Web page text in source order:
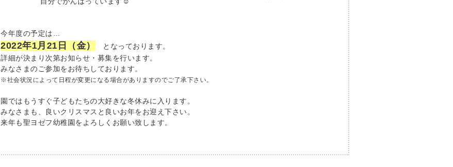
今年度の予定は…
2022年1月21日（金）
となっております。
詳細が決まり次第お知らせ・募集を行います。
みなさまのご参加をお待ちしております。
※社会状況によって日程が変更になる場合がありますのでご了承下さい。
園ではもうすぐ子どもたちの大好きな冬休みに入ります。
みなさまも、良いクリスマスと良いお年をお迎え下さい。
来年も聖ヨゼフ幼稚園をよろしくお願い致します。